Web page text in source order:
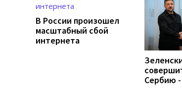
В России произошел
масштабный сбой
интернета
Сербию